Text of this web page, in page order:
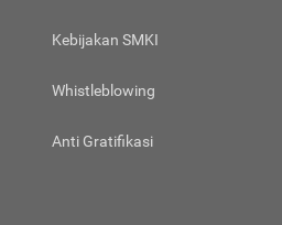
Kebijakan SMKI
Whistleblowing
Anti Gratifikasi